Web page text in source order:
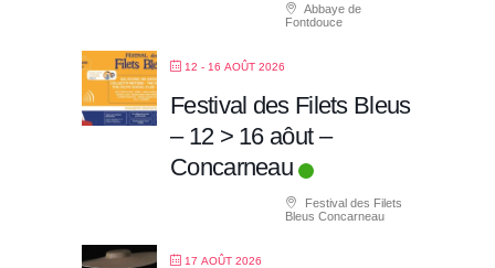
Abbaye de
Fontdouce
12 - 16 AOÛT 2026
Festival des Filets Bleus
– 12 > 16 aôut –
Concarneau
Festival des Filets
Bleus Concarneau
17 AOÛT 2026